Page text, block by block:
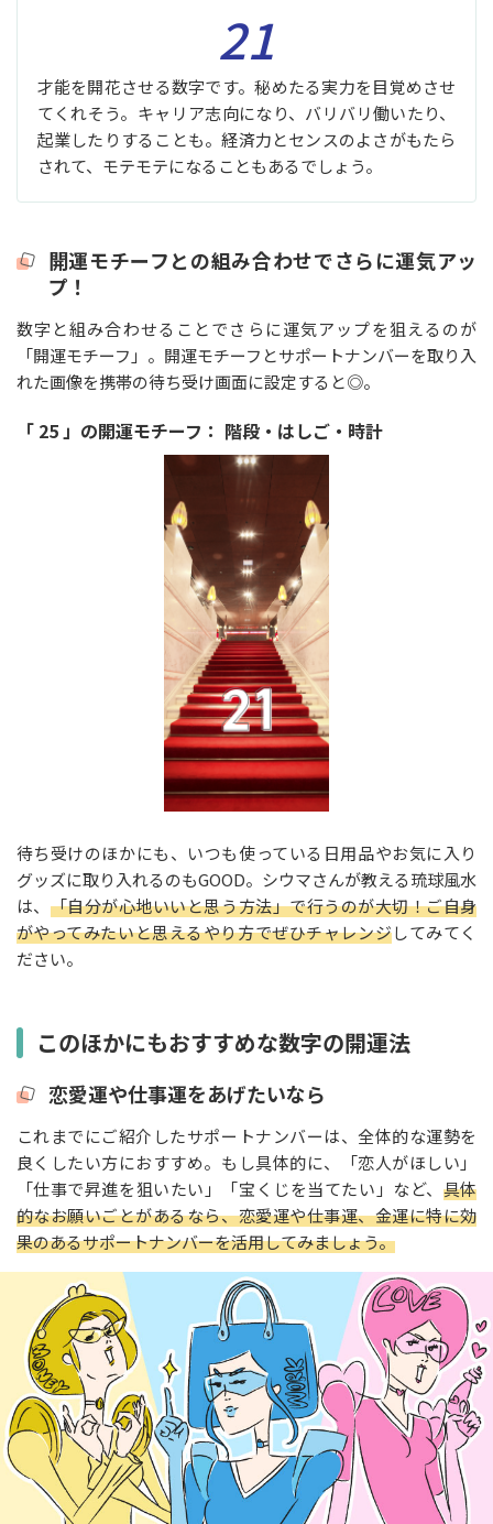
21
才能を開花させる数字です。秘めたる実力を目覚めさせ
てくれそう。キャリア志向になり、バリバリ働いたり、
起業したりすることも。経済力とセンスのよさがもたら
されて、モテモテになることもあるでしょう。
開運モチーフとの組み合わせでさらに運気アッ
プ！
数字と組み合わせることでさらに運気アップを狙えるのが
「開運モチーフ」。開運モチーフとサポートナンバーを取り入
れた画像を携帯の待ち受け画面に設定すると◎。
「 25 」の開運モチーフ： 階段・はしご・時計
待ち受けのほかにも、いつも使っている日用品やお気に入り
グッズに取り入れるのもGOOD。シウマさんが教える琉球風水
は、 「自分が心地いいと思う方法」で行うのが大切！ご自身
がやってみたいと思えるやり方でぜひチャレンジしてみてく
ださい。
このほかにもおすすめな数字の開運法
恋愛運や仕事運をあげたいなら
これまでにご紹介したサポートナンバーは、全体的な運勢を
良くしたい方におすすめ。もし具体的に、「恋人がほしい」
「仕事で昇進を狙いたい」「宝くじを当てたい」など、 具体
的なお願いごとがあるなら、恋愛運や仕事運、金運に特に効
果のあるサポートナンバーを活用してみましょう。